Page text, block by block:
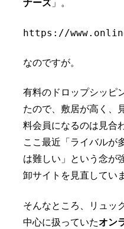
ナーズ」。
https://
なのですが。
有料のドロップシッピ
たので、敷居が高く、
料会員になるのは見合
ここ最近「 ライバルが
は難しい 」という念が
卸サイトを見直してい
そんなところ、リュッ
中心に扱っていたオン